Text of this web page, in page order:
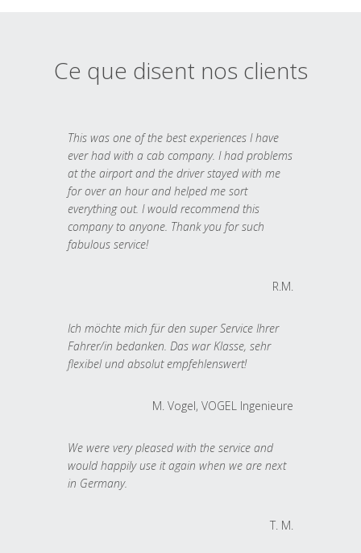
Ce que disent nos clients
This was one of the best experiences I have
ever had with a cab company. I had problems
at the airport and the driver stayed with me
for over an hour and helped me sort
everything out. I would recommend this
company to anyone. Thank you for such
fabulous service!
R.M.
Ich möchte mich für den super Service Ihrer
Fahrer/in bedanken. Das war Klasse, sehr
flexibel und absolut empfehlenswert!
M. Vogel, VOGEL Ingenieure
We were very pleased with the service and
would happily use it again when we are next
in Germany.
T. M.